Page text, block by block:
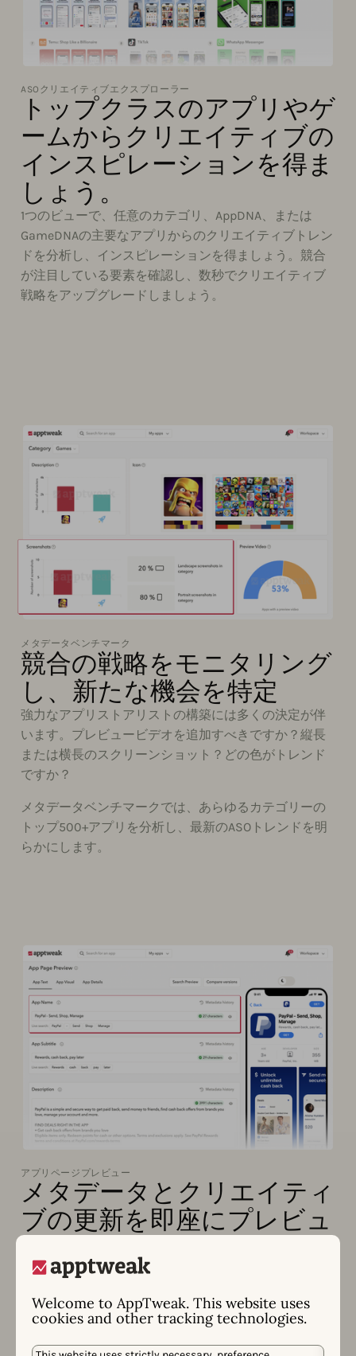
Welcome to AppTweak. This website uses
cookies and other tracking technologies.
ASOクリエイティブエクスプローラー
トップクラスのアプリやゲ
ームからクリエイティブの
インスピレーションを得ま
しょう。
1つのビューで、任意のカテゴリ、AppDNA、または
GameDNAの主要なアプリからのクリエイティブトレン
ドを分析し、インスピレーションを得ましょう。競合
が注目している要素を確認し、数秒でクリエイティブ
戦略をアップグレードしましょう。
メタデータベンチマーク
競合の戦略をモニタリング
し、新たな機会を特定
強力なアプリストアリストの構築には多くの決定が伴
います。プレビュービデオを追加すべきですか？縦長
または横長のスクリーンショット？どの色がトレンド
ですか？
メタデータベンチマークでは、あらゆるカテゴリーの
トップ500+アプリを分析し、最新のASOトレンドを明
らかにします。
アプリページプレビュー
メタデータとクリエイティ
ブの更新を即座にプレビュ
新しいメタデータの作成、新しいクリエイティブのア
ークモードでアプリページがどのように表示されるか